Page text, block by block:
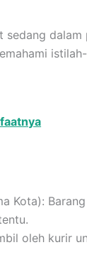
dalam
Kota):
oleh kurir